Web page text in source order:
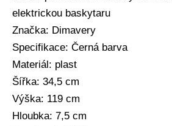
elektrickou baskytaru
Značka: Dimavery
Specifikace: Černá barva
Materiál: plast
Šířka: 34,5 cm
Výška: 119 cm
Hloubka: 7,5 cm